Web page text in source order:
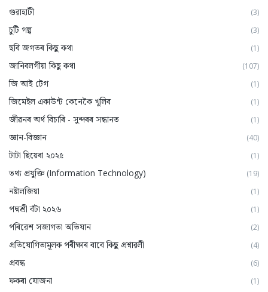
গুৱাহাটী (3)
চুটি গল্প (3)
ছবি জগতৰ কিছু কথা (1)
জানিবলগীয়া কিছু কথা (107)
জি আই টেগ (1)
জিমেইল একাউন্ট কেনেকৈ খুলিব (1)
জীৱনৰ অৰ্থ বিচাৰি - সুন্দৰৰ সন্ধানত (1)
জ্ঞান-বিজ্ঞান (40)
টাটা ছিয়েৰা ২০২৫ (1)
তথ্য প্ৰযুক্তি (Information Technology) (19)
নষ্টালজিয়া (1)
পদ্মশ্ৰী বঁটা ২০২৬ (1)
পৰিৱেশ সজাগতা অভিযান (2)
প্ৰতিযোগিতামূলক পৰীক্ষাৰ বাবে কিছু প্ৰশ্নাৱলী (4)
প্ৰবন্ধ (6)
ফকৰা যোজনা (1)